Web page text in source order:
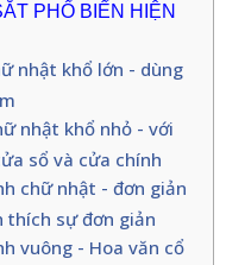
PHỔ BIẾN HIỆN
nhật khổ lớn - dùng
nhật khổ nhỏ - với
sổ và cửa chính
chữ nhật - đơn giản
thích sự đơn giản
vuông - Hoa văn cổ